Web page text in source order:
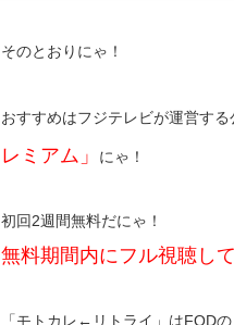
そのとおりにゃ！
おすすめはフジテレビが運営する
レミアム」
にゃ！
初回2週間無料だにゃ！
無料期間内にフル視聴し
「モトカレ←リトライ」はFOD